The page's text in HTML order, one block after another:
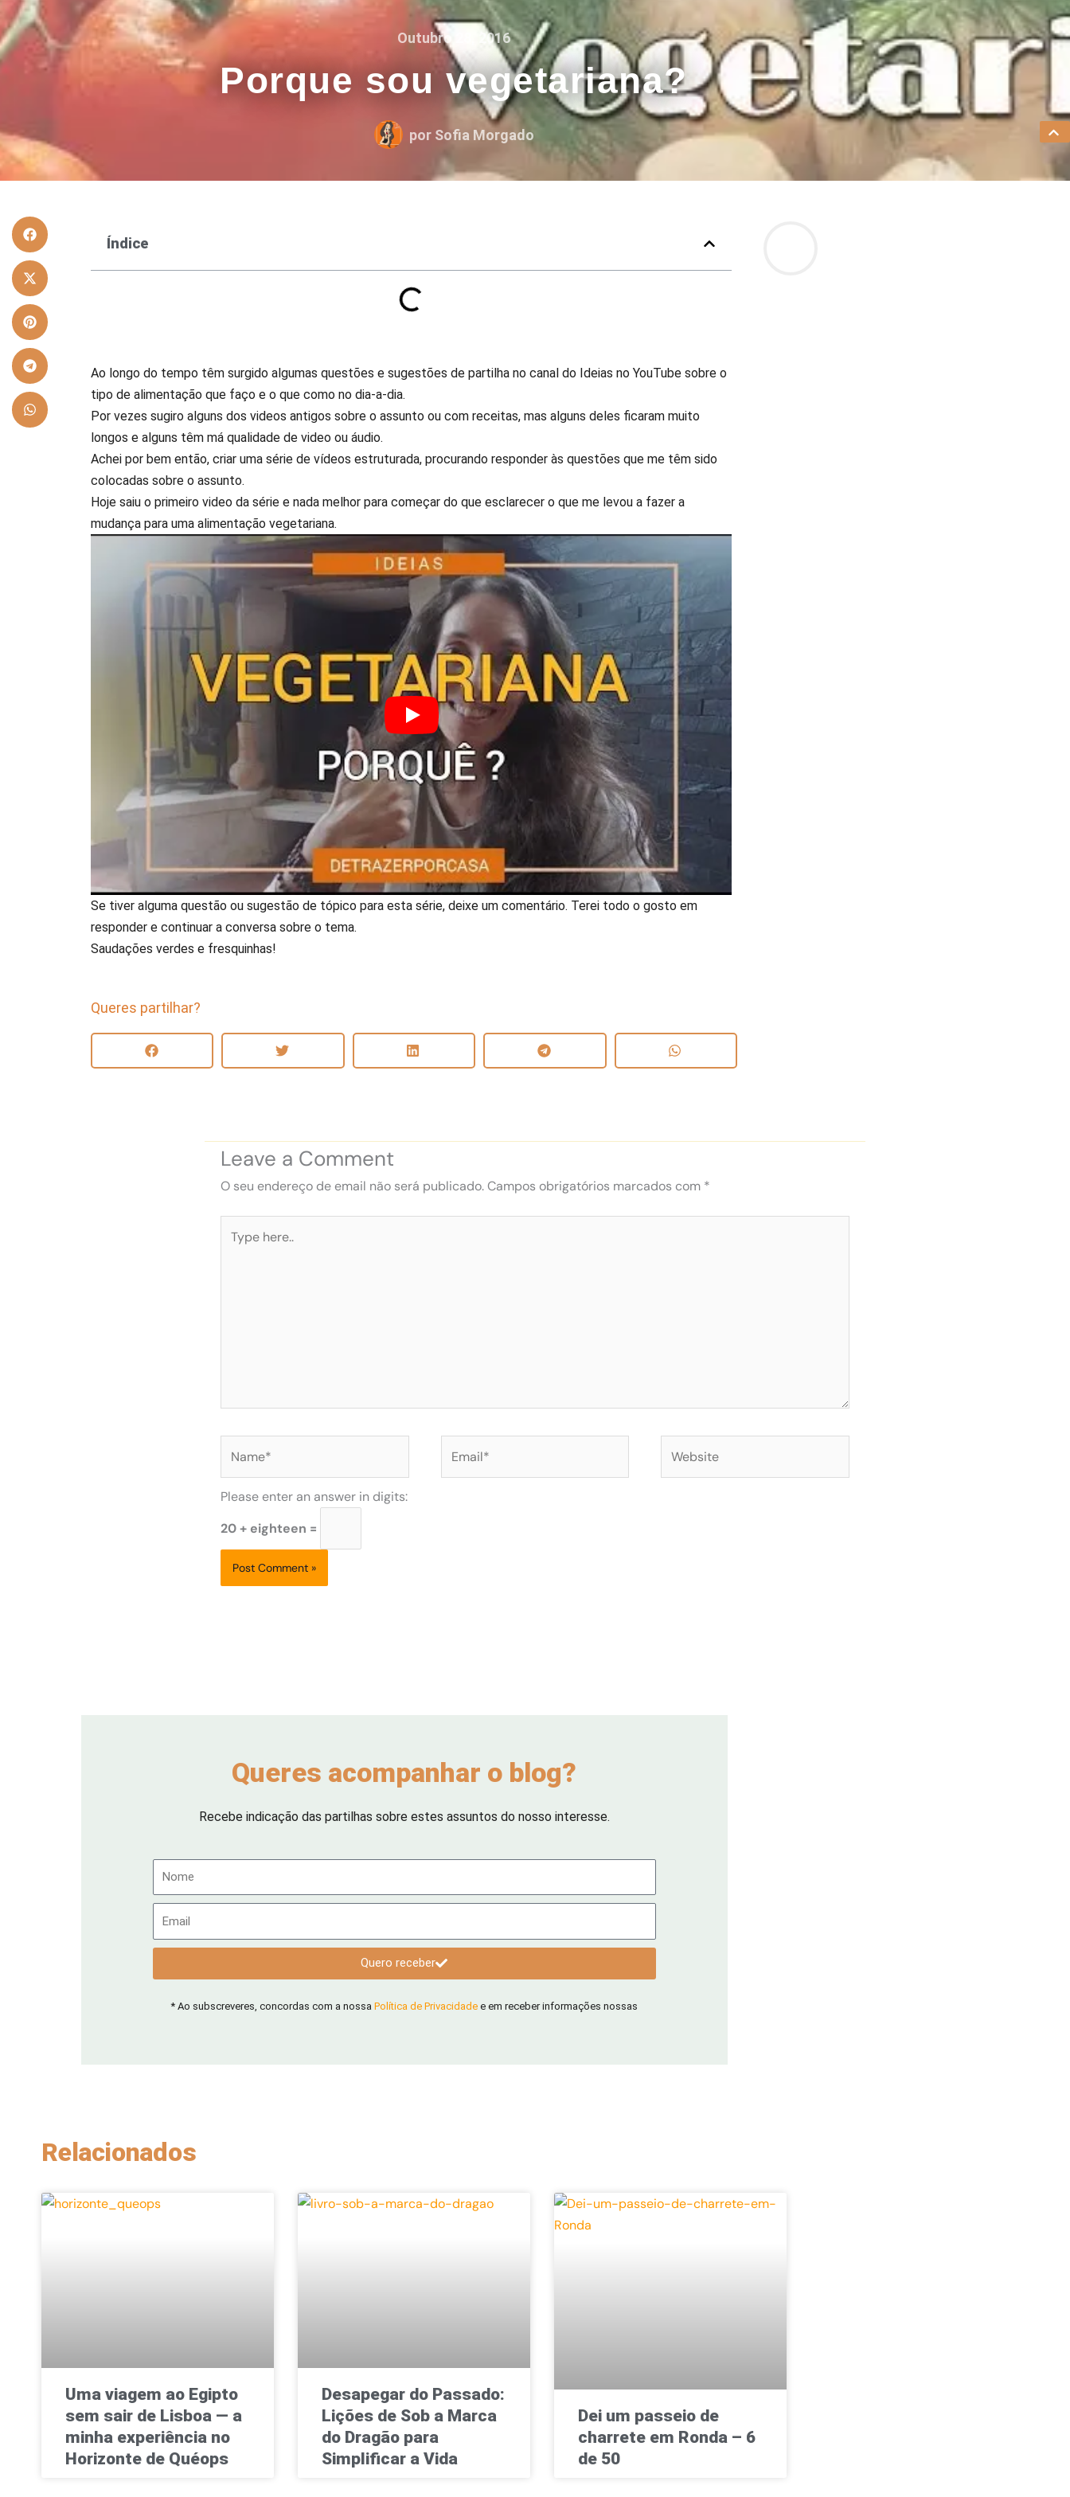
Outubro 28, 2016
Porque sou vegetariana?
porSofia Morgado
Índice
Ao longo do tempo têm surgido algumas questões e sugestões de partilha no canal do Ideias no YouTube sobre o
tipo de alimentação que faço e o que como no dia-a-dia.
Por vezes sugiro alguns dos videos antigos sobre o assunto ou com receitas, mas alguns deles ficaram muito
longos e alguns têm má qualidade de video ou áudio.
Achei por bem então, criar uma série de vídeos estruturada, procurando responder às questões que me têm sido
colocadas sobre o assunto.
Hoje saiu o primeiro video da série e nada melhor para começar do que esclarecer o que me levou a fazer a
mudança para uma alimentação vegetariana.
Se tiver alguma questão ou sugestão de tópico para esta série, deixe um comentário. Terei todo o gosto em
responder e continuar a conversa sobre o tema.
Saudações verdes e fresquinhas!
Queres partilhar?
Leave a Comment
O seu endereço de email não será publicado.Campos obrigatórios marcados com *
here..
Please enter an answer in digits:
20 + eighteen =
Queres acompanhar o blog?
Recebe indicação das partilhas sobre estes assuntos do nosso interesse.
Nome
Email
Quero receber
* Ao subscreveres, concordas com a nossa Política de Privacidade e em receber informações nossas
Relacionados
Uma viagem ao Egipto
sem sair de Lisboa — a
minha experiência no
Horizonte de Quéops
Desapegar do Passado:
Lições de Sob a Marca
do Dragão para
Simplificar a Vida
Dei um passeio de
charrete em Ronda – 6
de 50